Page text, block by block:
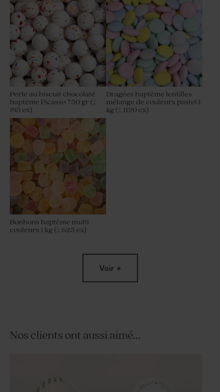
Perle au biscuit chocolaté
baptême Picasso 750 gr (±
195 ex)
Dragées baptême lentilles
mélange de couleurs pastel 1
kg (± 1120 ex)
Bonbons baptême multi-
couleurs 1 kg (± 625 ex)
Nouveautés
Voir +
Nos clients ont aussi aimé...